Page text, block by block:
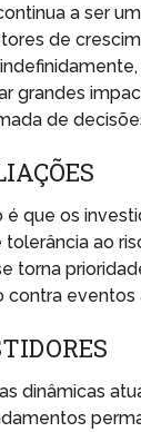
a ser
de
grandes
de
que os
ao
torna
eventos
dinâmicas